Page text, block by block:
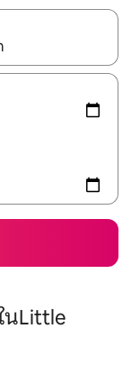
ำรวจผลการค้นหา
Little